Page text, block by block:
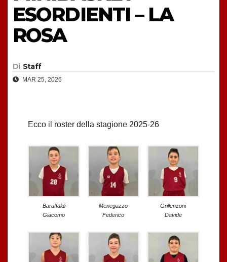
ESORDIENTI – LA
ROSA
Di Staff
MAR 25, 2026
Ecco il roster della stagione 2025-26
Baruffaldi
Giacomo
Menegazzo
Federico
Grillenzoni
Davide